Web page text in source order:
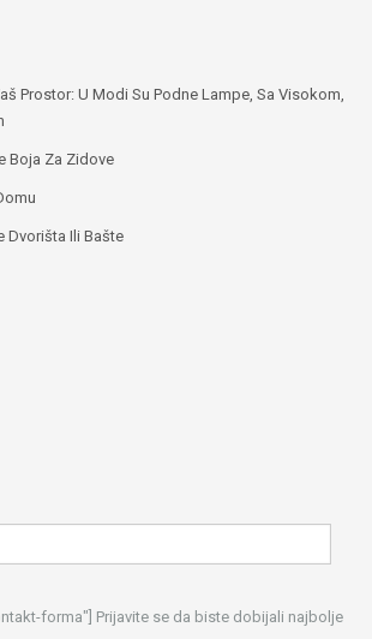
Prostor: U Modi Su Podne Lampe, Sa Visokom,
Boja Za Zidove
Dvorišta Ili Bašte
forma"] Prijavite se da biste dobijali najbolje